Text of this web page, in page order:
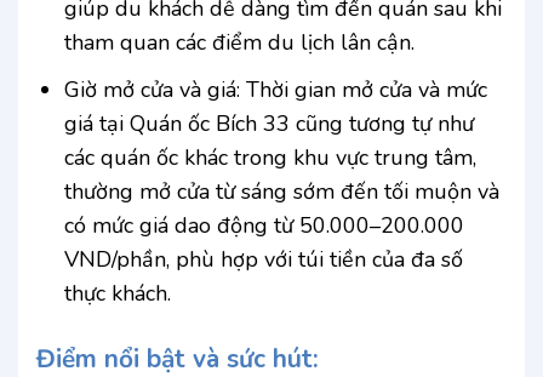
giúp du khách dễ dàng tìm đến quán sau khi
tham quan các điểm du lịch lân cận.
Giờ mở cửa và giá: Thời gian mở cửa và mức
giá tại Quán ốc Bích 33 cũng tương tự như
các quán ốc khác trong khu vực trung tâm,
thường mở cửa từ sáng sớm đến tối muộn và
có mức giá dao động từ 50.000–200.000
VND/phần, phù hợp với túi tiền của đa số
thực khách.
Điểm nổi bật và sức hút: